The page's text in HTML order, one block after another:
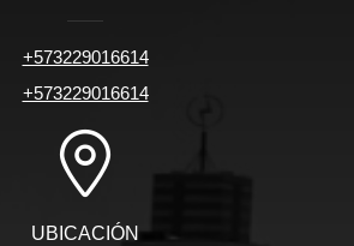
+573229016614
+573229016614
UBICACIÓN